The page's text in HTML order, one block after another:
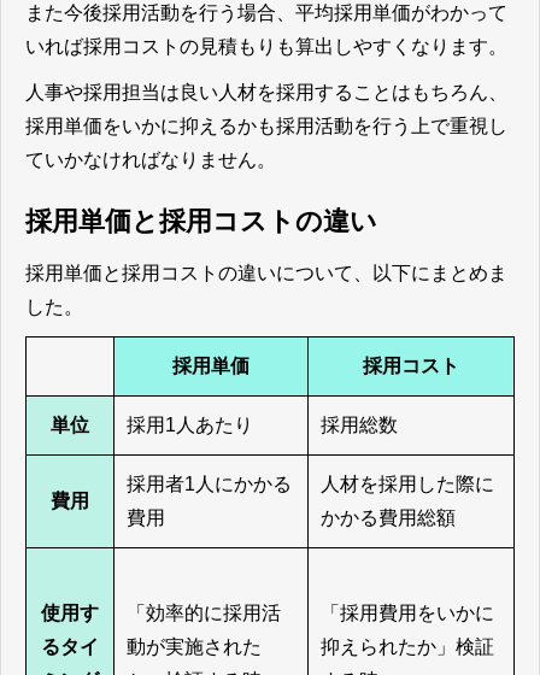
また今後採用活動を行う場合、平均採用単価がわかって
いれば採用コストの見積もりも算出しやすくなります。
人事や採用担当は良い人材を採用することはもちろん、
採用単価をいかに抑えるかも採用活動を行う上で重視し
ていかなければなりません。
採用単価と採用コストの違い
採用単価と採用コストの違いについて、以下にまとめま
した。
採用単価 採用コスト
単位 採用1人あたり 採用総数
費用
採用者1人にかかる
費用
人材を採用した際に
かかる費用総額
使用す
るタイ
「効率的に採用活
動が実施された
「採用費用をいかに
抑えられたか」検証